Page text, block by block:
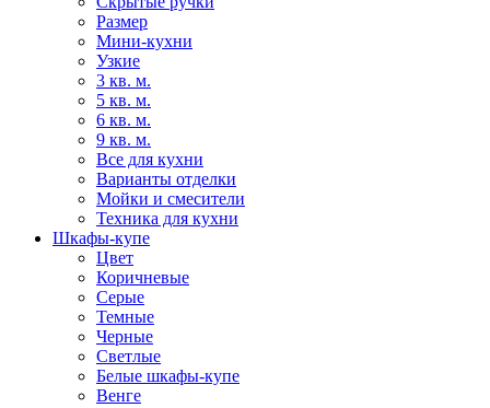
Размер
Мини-кухни
Узкие
3 кв. м.
5 кв. м.
6 кв. м.
9 кв. м.
Все для кухни
Варианты отделки
Мойки и смесители
Техника для кухни
Шкафы-купе
Цвет
Коричневые
Серые
Темные
Черные
Светлые
Белые шкафы-купе
Венге